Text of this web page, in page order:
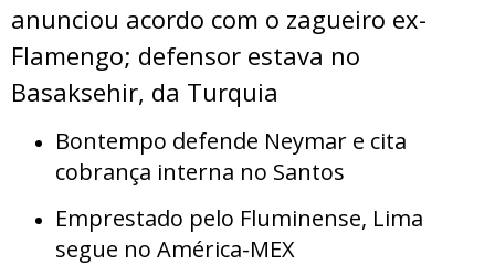
anunciou acordo com o zagueiro ex-
Flamengo; defensor estava no
Basaksehir, da Turquia
Bontempo defende Neymar e cita
cobrança interna no Santos
Emprestado pelo Fluminense, Lima
segue no América-MEX